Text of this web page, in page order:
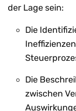
der Lage sein:
Die
Die
zwischen